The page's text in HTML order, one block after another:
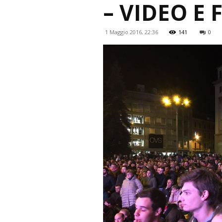
– VIDEO E
1 Maggio 2016, 22:36 141 0